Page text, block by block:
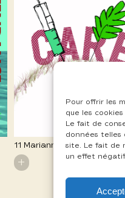
Pour offrir les
que les
Le fait de
données telles
site. Le fait de
un effet
11 Marianna Hodel
+